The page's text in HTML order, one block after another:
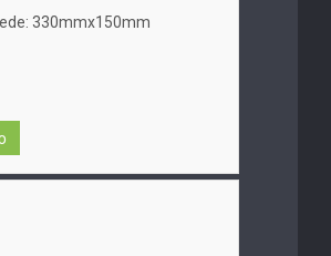
330mmx150mm